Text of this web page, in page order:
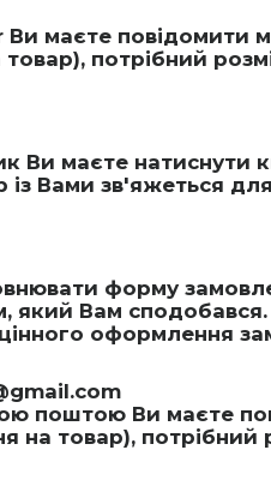
маєте повідомити
потрібний
маєте натиснути
Вами зв'яжеться
форму
який Вам
оформлення
поштою Ви маєте
товар), потрібний